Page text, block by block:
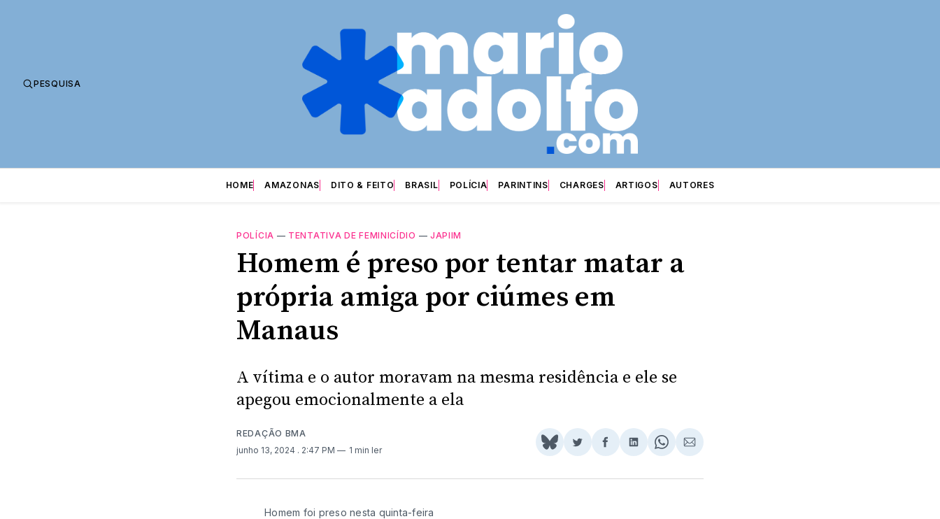
PESQUISA
HOME AMAZONAS DITO & FEITO BRASIL POLÍCIA PARINTINS CHARGES ARTIGOS AUTORES
POLÍCIA — TENTATIVA DE FEMINICÍDIO — JAPIIM
Homem é preso por tentar matar a
própria amiga por ciúmes em
Manaus
A vítima e o autor moravam na mesma residência e ele se
apegou emocionalmente a ela
REDAÇÃO BMA
junho 13, 2024 . 2:47 PM 1 min ler
Share
BlueSky
Compartilhar
Twitter
Compartilhar
Facebook
Compartilhar
LinkedIn
Share
WhatsApp
Compartilhar
Email
Homem foi preso nesta quinta-feira